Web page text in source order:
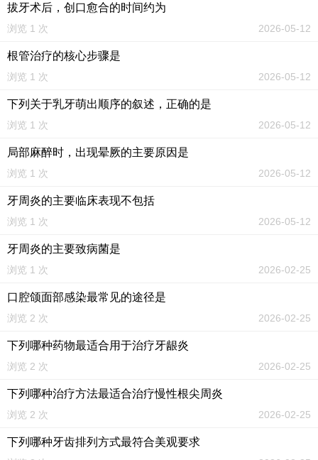
拔牙术后，创口愈合的时间约为
浏览 1 次 2026-05-12
根管治疗的核心步骤是
浏览 1 次 2026-05-12
下列关于乳牙萌出顺序的叙述，正确的是
浏览 1 次 2026-05-12
局部麻醉时，出现晕厥的主要原因是
浏览 1 次 2026-05-12
牙周炎的主要临床表现不包括
浏览 1 次 2026-05-12
牙周炎的主要致病菌是
浏览 1 次 2026-02-25
口腔颌面部感染最常见的途径是
浏览 2 次 2026-02-25
下列哪种药物最适合用于治疗牙龈炎
浏览 2 次 2026-02-25
下列哪种治疗方法最适合治疗慢性根尖周炎
浏览 2 次 2026-02-25
下列哪种牙齿排列方式最符合美观要求